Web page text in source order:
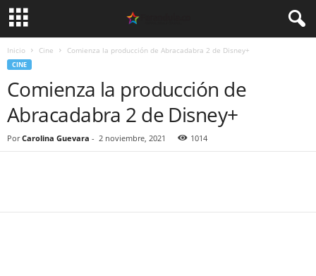
Inicio Cine Comienza la producción de Abracadabra 2 de Disney+
CINE
Comienza la producción de
Abracadabra 2 de Disney+
Por Carolina Guevara - 2 noviembre, 2021 1014